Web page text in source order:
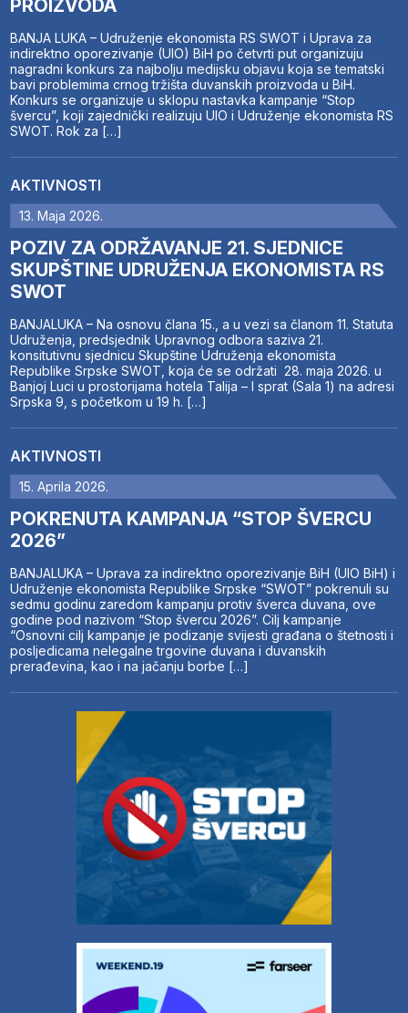
PROIZVODA
BANJA LUKA – Udruženje ekonomista RS SWOT i Uprava za
indirektno oporezivanje (UIO) BiH po četvrti put organizuju
nagradni konkurs za najbolju medijsku objavu koja se tematski
bavi problemima crnog tržišta duvanskih proizvoda u BiH.
Konkurs se organizuje u sklopu nastavka kampanje “Stop
švercu”, koji zajednički realizuju UIO i Udruženje ekonomista RS
SWOT. Rok za […]
AKTIVNOSTI
13. Maja 2026.
POZIV ZA ODRŽAVANJE 21. SJEDNICE
SKUPŠTINE UDRUŽENJA EKONOMISTA RS
SWOT
BANJALUKA – Na osnovu člana 15., a u vezi sa članom 11. Statuta
Udruženja, predsjednik Upravnog odbora saziva 21.
konsitutivnu sjednicu Skupštine Udruženja ekonomista
Republike Srpske SWOT, koja će se održati 28. maja 2026. u
Banjoj Luci u prostorijama hotela Talija – I sprat (Sala 1) na adresi
Srpska 9, s početkom u 19 h. […]
AKTIVNOSTI
15. Aprila 2026.
POKRENUTA KAMPANJA “STOP ŠVERCU
2026”
BANJALUKA – Uprava za indirektno oporezivanje BiH (UIO BiH) i
Udruženje ekonomista Republike Srpske “SWOT” pokrenuli su
sedmu godinu zaredom kampanju protiv šverca duvana, ove
godine pod nazivom “Stop švercu 2026”. Cilj kampanje
“Osnovni cilj kampanje je podizanje svijesti građana o štetnosti i
posljedicama nelegalne trgovine duvana i duvanskih
prerađevina, kao i na jačanju borbe […]